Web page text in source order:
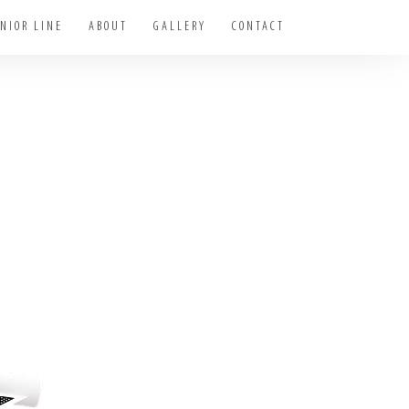
LINE ABOUT GALLERY CONTACT